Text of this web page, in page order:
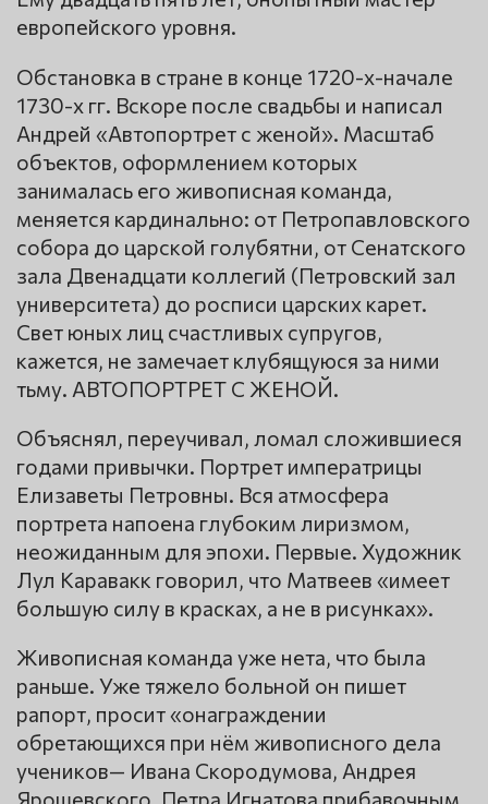
европейского уровня.
Обстановка в стране в конце 1720-х-начале
1730-х гг. Вскоре после свадьбы и написал
Андрей «Автопортрет с женой». Масштаб
объектов, оформлением которых
занималась его живописная команда,
меняется кардинально: от Петропавловского
собора до царской голубятни, от Сенатского
зала Двенадцати коллегий (Петровский зал
университета) до росписи царских карет.
Свет юных лиц счастливых супругов,
кажется, не замечает клубящуюся за ними
тьму. АВТОПОРТРЕТ С ЖЕНОЙ.
Объяснял, переучивал, ломал сложившиеся
годами привычки. Портрет императрицы
Елизаветы Петровны. Вся атмосфера
портрета напоена глубоким лиризмом,
неожиданным для эпохи. Первые. Художник
Лул Каравакк говорил, что Матвеев «имеет
большую силу в красках, а не в рисунках».
Живописная команда уже нета, что была
раньше. Уже тяжело больной он пишет
рапорт, просит «онаграждении
обретающихся при нём живописного дела
учеников— Ивана Скородумова, Андрея
Ярошевского, Петра Игнатова прибавочным